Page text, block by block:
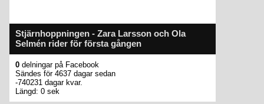
Stjärnhoppningen - Zara Larsson och Ola
Selmén rider för första gången
0 delningar på Facebook
Sändes för 4637 dagar sedan
-740231 dagar kvar.
Längd: 0 sek